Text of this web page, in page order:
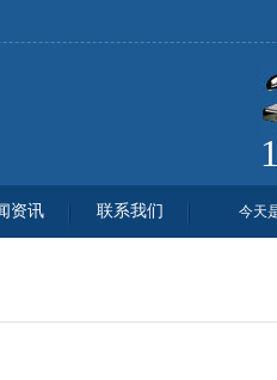
资讯 联系我们 今天